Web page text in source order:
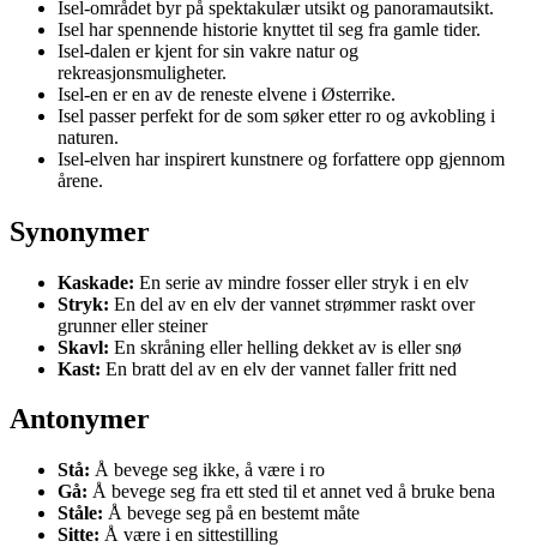
Isel-området byr på spektakulær utsikt og panoramautsikt.
Isel har spennende historie knyttet til seg fra gamle tider.
Isel-dalen er kjent for sin vakre natur og
rekreasjonsmuligheter.
Isel-en er en av de reneste elvene i Østerrike.
Isel passer perfekt for de som søker etter ro og avkobling i
naturen.
Isel-elven har inspirert kunstnere og forfattere opp gjennom
årene.
Synonymer
Kaskade: En serie av mindre fosser eller stryk i en elv
Stryk: En del av en elv der vannet strømmer raskt over
grunner eller steiner
Skavl: En skråning eller helling dekket av is eller snø
Kast: En bratt del av en elv der vannet faller fritt ned
Antonymer
Stå: Å bevege seg ikke, å være i ro
Gå: Å bevege seg fra ett sted til et annet ved å bruke bena
Ståle: Å bevege seg på en bestemt måte
Sitte: Å være i en sittestilling